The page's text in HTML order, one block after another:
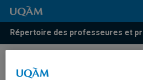
Répertoire des professeures et
Résultats de